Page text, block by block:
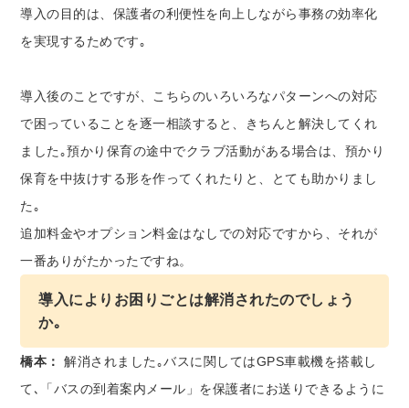
導入の目的は、保護者の利便性を向上しながら事務の効率化
を実現するためです｡
導入後のことですが、こちらのいろいろなパターンへの対応
で困っていることを逐一相談すると、きちんと解決してくれ
ました｡預かり保育の途中でクラブ活動がある場合は、預かり
保育を中抜けする形を作ってくれたりと、とても助かりまし
た｡
追加料金やオプション料金はなしでの対応ですから、それが
一番ありがたかったですね。
導入によりお困りごとは解消されたのでしょう
か｡
橋本：解消されました｡バスに関してはGPS車載機を搭載し
て､「バスの到着案内メール」を保護者にお送りできるように